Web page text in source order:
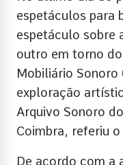
espetáculos para
espetáculo sobre
outro em torno
Mobiliário Sonoro
exploração
Arquivo Sonoro
Coimbra, referiu
De acordo com a